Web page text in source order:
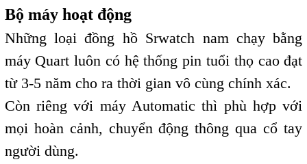
Bộ máy hoạt động
Những loại đồng hồ Srwatch nam chạy bằng
máy Quart luôn có hệ thống pin tuổi thọ cao đạt
từ 3-5 năm cho ra thời gian vô cùng chính xác.
Còn riêng với máy Automatic thì phù hợp với
mọi hoàn cảnh, chuyển động thông qua cổ tay
người dùng.